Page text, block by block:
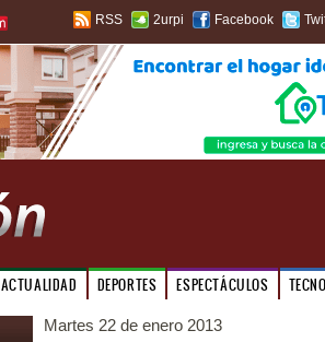
RSS 2urpi Facebook
ACTUALIDAD DEPORTES ESPECTÁCULOS
Martes 22 de enero 2013